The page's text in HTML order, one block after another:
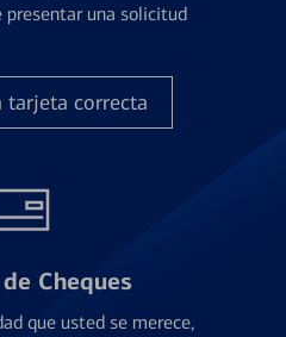
presentar una solicitud
tarjeta correcta
Cheques
que usted se merece,